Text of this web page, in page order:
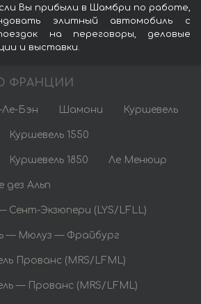
Вы прибыли в Шамбри по работе,
элитный автомобиль с
на переговоры, деловые
и выставки.
ФРАНЦИИ
Бэн Шамони Куршевель
Куршевель 1550
Куршевель 1850 Ле Менюир
дез Альп
Экзюпери (LYS/LFLL)
— Мюлуз — Фрайбург
Прованс (MRS/LFML)
— Прованс (MRS/LFML)